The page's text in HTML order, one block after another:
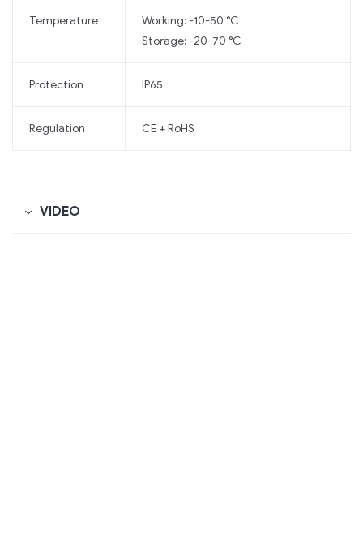
Temperature
Working: -10-50 °C
Storage: -20-70 °C
Protection IP65
Regulation CE + RoHS
VIDEO